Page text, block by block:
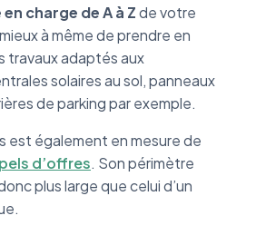
charge de A à Zde votre
à même de prendre en
travaux adaptés aux
solaires au sol, panneaux
de parking par exemple.
est également en mesure de
d’offres. Son périmètre
plus large que celui d’un